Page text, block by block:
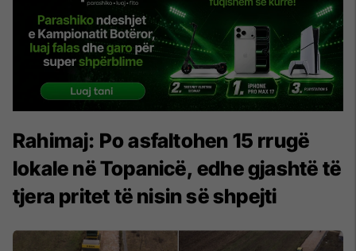
Rahimaj: Po asfaltohen 15 rrugë
lokale në Topanicë, edhe gjashtë të
tjera pritet të nisin së shpejti